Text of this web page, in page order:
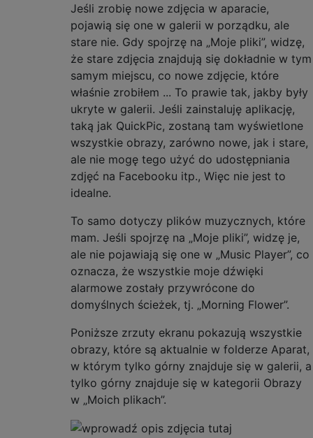
Jeśli zrobię nowe zdjęcia w aparacie,
pojawią się one w galerii w porządku, ale
stare nie. Gdy spojrzę na „Moje pliki”, widzę,
że stare zdjęcia znajdują się dokładnie w tym
samym miejscu, co nowe zdjęcie, które
właśnie zrobiłem ... To prawie tak, jakby były
ukryte w galerii. Jeśli zainstaluję aplikację,
taką jak QuickPic, zostaną tam wyświetlone
wszystkie obrazy, zarówno nowe, jak i stare,
ale nie mogę tego użyć do udostępniania
zdjęć na Facebooku itp., Więc nie jest to
idealne.
To samo dotyczy plików muzycznych, które
mam. Jeśli spojrzę na „Moje pliki”, widzę je,
ale nie pojawiają się one w „Music Player”, co
oznacza, że ​​wszystkie moje dźwięki
alarmowe zostały przywrócone do
domyślnych ścieżek, tj. „Morning Flower”.
Poniższe zrzuty ekranu pokazują wszystkie
obrazy, które są aktualnie w folderze Aparat,
w którym tylko górny znajduje się w galerii, a
tylko górny znajduje się w kategorii Obrazy
w „Moich plikach”.